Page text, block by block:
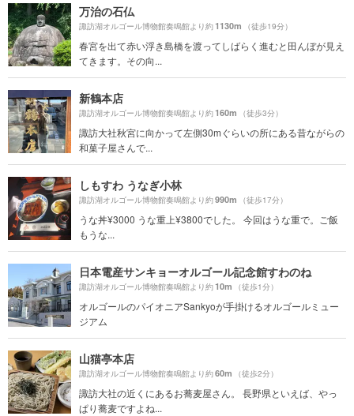
万治の石仏
諏訪湖オルゴール博物館奏鳴館より約1130m （徒歩19分）
春宮を出て赤い浮き島橋を渡ってしばらく進むと田んぼが見え
てきます。その向...
新鶴本店
諏訪湖オルゴール博物館奏鳴館より約160m （徒歩3分）
諏訪大社秋宮に向かって左側30mぐらいの所にある昔ながらの
和菓子屋さんで...
しもすわ うなぎ小林
諏訪湖オルゴール博物館奏鳴館より約990m （徒歩17分）
うな丼¥3000 うな重上¥3800でした。 今回はうな重で。ご飯
もうな...
日本電産サンキョーオルゴール記念館すわのね
諏訪湖オルゴール博物館奏鳴館より約10m （徒歩1分）
オルゴールのパイオニアSankyoが手掛けるオルゴールミュー
ジアム
山猫亭本店
諏訪湖オルゴール博物館奏鳴館より約60m （徒歩2分）
諏訪大社の近くにあるお蕎麦屋さん。 長野県といえば、やっ
ぱり蕎麦ですよね...